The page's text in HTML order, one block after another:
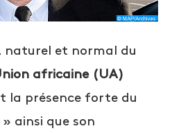
naturel et normal du
africaine (UA)
la présence forte du
ainsi que son